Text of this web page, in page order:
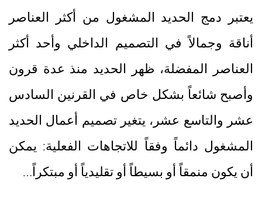
يعتبر دمج الحديد المشغول من أكثر العناصر
أناقة وجمالاً في التصميم الداخلي وأحد أكثر
العناصر المفضلة، ظهر الحديد منذ عدة قرون
وأصبح شائعاً بشكل خاص في القرنين السادس
عشر والتاسع عشر، يتغير تصميم أعمال الحديد
المشغول دائماً وفقاً للاتجاهات الفعلية: يمكن
أن يكون منمقاً أو بسيطاً أو تقليدياً أو مبتكراً…